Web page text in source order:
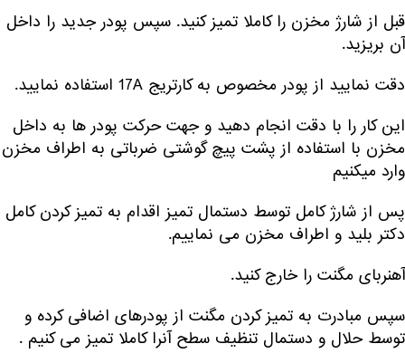
قبل از شارژ مخزن را کاملا تمیز کنید. سپس پودر جدید را داخل
آن بریزید.
دقت نمایید از پودر مخصوص به کارتریج 17A استفاده نمایید.
این کار را با دقت انجام دهید و جهت حرکت پودر ها به داخل
مخزن با استفاده از پشت پیچ گوشتی ضرباتی به اطراف مخزن
وارد میکنیم
پس از شارژ کامل توسط دستمال تمیز اقدام به تمیز کردن کامل
دکتر بلید و اطراف مخزن می نماییم.
آهنربای مگنت را خارج کنید.
سپس مبادرت به تمیز کردن مگنت از پودرهای اضافی کرده و
توسط حلال و دستمال تنظیف سطح آنرا کاملا تمیز می کنیم .